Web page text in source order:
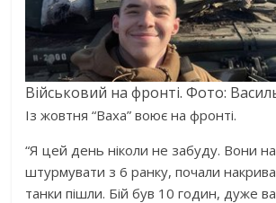
Військовий на фронті. Фото:
Із жовтня “Ваха” воює на фронті.
“Я цей день ніколи не забуду. Вони
штурмувати з 6 ранку, почали
танки пішли. Бій був 10 годин, дуже